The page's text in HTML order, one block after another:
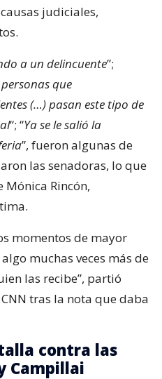
judiciales,
a un delincuente”;
que
(…) pasan este tipo de
“; “Ya se le salió la
”, fueron algunas de
las senadoras, lo que
Rincón,
momentos de mayor
muchas veces más de
las recibe”, partió
tras la nota que daba
contra las
Campillai